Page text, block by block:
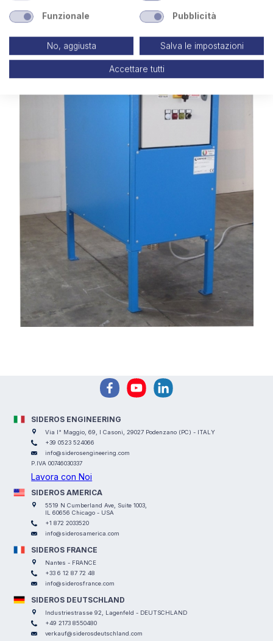
SIDEROS ENGINEERING
Via I° Maggio, 69, I Casoni, 29027 Podenzano (PC) - ITALY
+39 0523 524066
info@siderosengineering.com
P.IVA 00746030337
Lavora con Noi
SIDEROS AMERICA
5519 N Cumberland Ave, Suite 1003,
IL 60656 Chicago - USA
+1 872 2033520
info@siderosamerica.com
SIDEROS FRANCE
Nantes - FRANCE
+33 6 12 87 72 48
info@siderosfrance.com
SIDEROS DEUTSCHLAND
Industriestrasse 92, Lagenfeld - DEUTSCHLAND
+49 2173 8550480
verkauf@siderosdeutschland.com
Funzionale Pubblicità
No, aggiusta Salva le impostazioni
Accettare tutti